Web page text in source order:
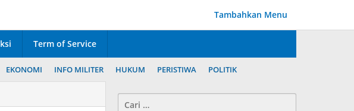
Tambahkan Menu
Term of Service
EKONOMI INFO MILITER HUKUM PERISTIWA POLITIK